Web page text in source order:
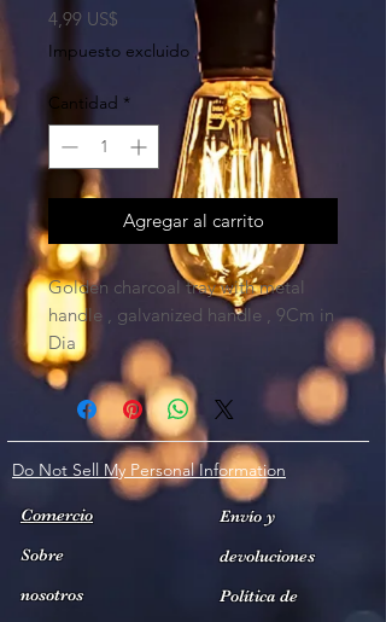
4,99 US$
Impuesto excluido
Cantidad *
Agregar al carrito
Golden charcoal tray with metal
handle , galvanized handle , 9Cm in
Dia
Do Not Sell My Personal Information
Comercio
Sobre
nosotros
Envío y
devoluciones
Política de